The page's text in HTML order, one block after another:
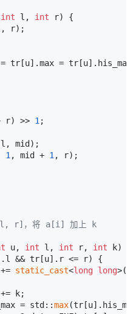
int l, int r)
{
r);
tr[u].max = tr[u].his_max
r) >> 1 ;
mid);
1 , mid + 1 , r);
r]，将 a[i] 加上 k
u, int l, int r, int k)
&& tr[u].r <= r) {
static_cast<long long
k;
= std::
max